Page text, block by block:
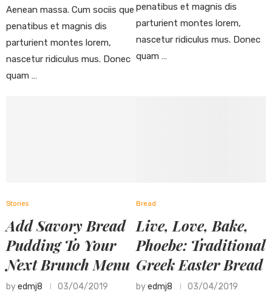
Aenean massa. Cum sociis que
penatibus et magnis dis
parturient montes lorem,
nascetur ridiculus mus. Donec
quam …
penatibus et magnis dis
parturient montes lorem,
nascetur ridiculus mus. Donec
quam …
Stories
Add Savory Bread
Pudding To Your
Next Brunch Menu
byedmj8 03/04/2019
Bread
Live, Love, Bake,
Phoebe: Traditional
Greek Easter Bread
byedmj8 03/04/2019